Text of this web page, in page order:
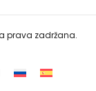
prava zadržana.